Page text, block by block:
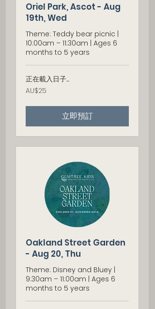
Oriel Park, Ascot - Aug
19th, Wed
Theme: Teddy bear picnic |
10:00am – 11:30am | Ages 6
months to 5 years
正在載入日子......
25
澳
利
AU$25
立即預訂
Oakland Street Garden
- Aug 20, Thu
Theme: Disney and Bluey |
9:30am – 11:00am | Ages 6
months to 5 years